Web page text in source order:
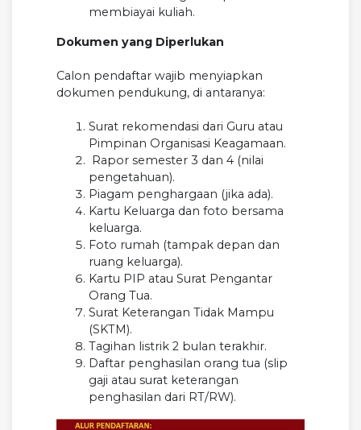
membiayai kuliah.
Dokumen yang Diperlukan
Calon pendaftar wajib menyiapkan
dokumen pendukung, di antaranya:
Surat rekomendasi dari Guru atau
Pimpinan Organisasi Keagamaan.
Rapor semester 3 dan 4 (nilai
pengetahuan).
Piagam penghargaan (jika ada).
Kartu Keluarga dan foto bersama
keluarga.
Foto rumah (tampak depan dan
ruang keluarga).
Kartu PIP atau Surat Pengantar
Orang Tua.
Surat Keterangan Tidak Mampu
(SKTM).
Tagihan listrik 2 bulan terakhir.
Daftar penghasilan orang tua (slip
gaji atau surat keterangan
penghasilan dari RT/RW).